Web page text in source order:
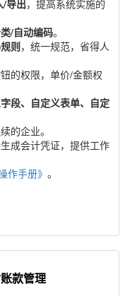
/导出，提高系统实施的
/自动编码。
则，统一规范，省得人
的权限，单价/金额权
段、自定义表单、自定
的企业。
成会计凭证，提供工作
作手册》 。
款管理